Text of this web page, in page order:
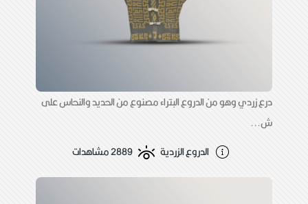
درع زردي وهو من الدروع البتراء مصنوع من الحديد والنحاس على
ش...
الدروع الزردية
2889 مشاهدات